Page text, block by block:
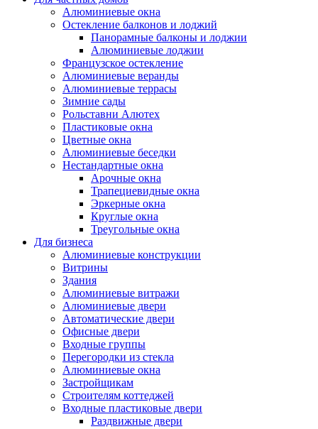
Алюминиевые окна
Остекление балконов и лоджий
Панорамные балконы и лоджии
Алюминиевые лоджии
Французское остекление
Алюминиевые веранды
Алюминиевые террасы
Зимние сады
Рольставни Алютех
Пластиковые окна
Цветные окна
Алюминиевые беседки
Нестандартные окна
Арочные окна
Трапециевидные окна
Эркерные окна
Круглые окна
Треугольные окна
Для бизнеса
Алюминиевые конструкции
Витрины
Здания
Алюминиевые витражи
Алюминиевые двери
Автоматические двери
Офисные двери
Входные группы
Перегородки из стекла
Алюминиевые окна
Застройщикам
Строителям коттеджей
Входные пластиковые двери
Раздвижные двери